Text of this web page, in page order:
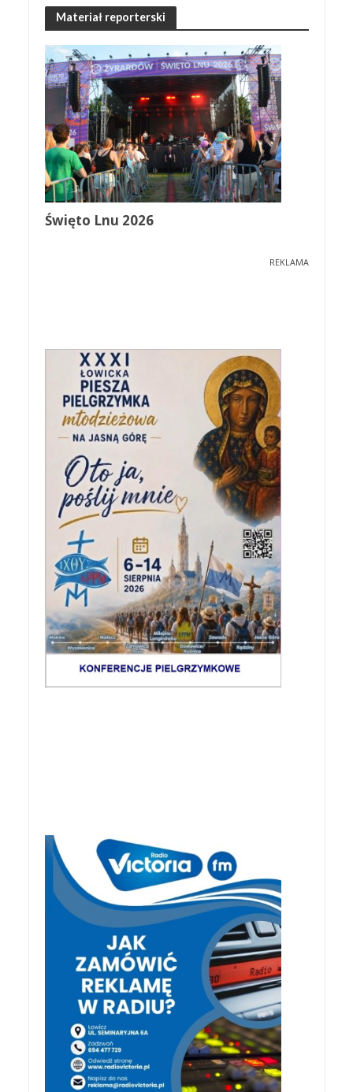
Materiał reporterski
Święto Lnu 2026
REKLAMA